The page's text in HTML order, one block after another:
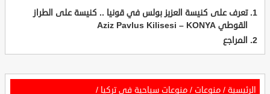
تعرف على كنيسة العزيز بولس في قونيا .. كنيسة على الطراز
القوطي Aziz Pavlus Kilisesi – KONYA
المراجع
الرئيسية / منوعات / منوعات سياحية في تركيا /